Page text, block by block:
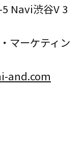
Navi渋谷V 3
マーケティン
and.com